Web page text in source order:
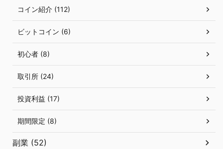
コイン紹介 (112)
ビットコイン (6)
初心者 (8)
取引所 (24)
投資利益 (17)
期間限定 (8)
副業 (52)